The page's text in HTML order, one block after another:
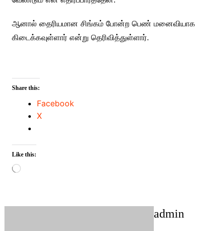
ஆனால் தைரியமான சிங்கம் போன்ற பெண் மனைவியாக
கிடைக்கவுள்ளார் என்று தெரிவித்துள்ளார்.
Share this:
Facebook
X
Like this:
Loading…
admin